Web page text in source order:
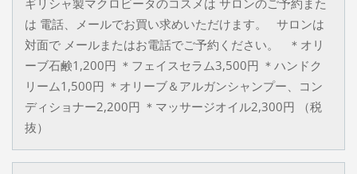
ギリシャ製マクロビータのコスメは サロンのご予約また
は 電話、メールでお買い求めいただけます。 サロンは
対面で メールまたはお電話でご予約ください。 ＊オリ
ーブ石鹸1,200円 ＊フェイスセラム3,500円 ＊ハンドク
リーム1,500円 ＊オリーブ＆アルガンシャンプー、コン
ディショナー2,200円 ＊マッサージオイル2,300円 （税
抜）